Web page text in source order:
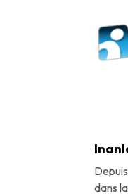
dans